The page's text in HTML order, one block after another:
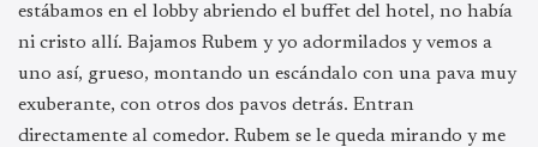
estábamos en el lobby abriendo el buffet del hotel, no había
ni cristo allí. Bajamos Rubem y yo adormilados y vemos a
uno así, grueso, montando un escándalo con una pava muy
exuberante, con otros dos pavos detrás. Entran
directamente al comedor. Rubem se le queda mirando y me